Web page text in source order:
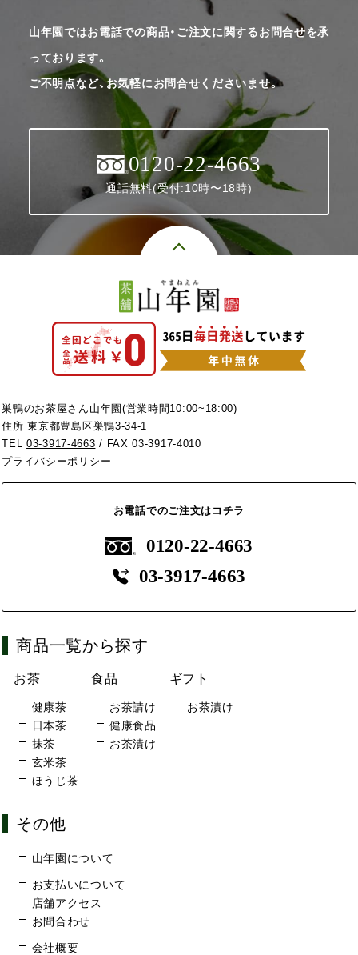
山年園ではお電話での商品・ご注文に関するお問合せを承
っております。
ご不明点など、お気軽にお問合せくださいませ。
0120-22-4663
通話無料(受付:10時〜18時)
巣鴨のお茶屋さん山年園(営業時間10:00~18:00)
住所 東京都豊島区巣鴨3-34-1
TEL03-3917-4663 / FAX 03-3917-4010
プライバシーポリシー
お電話でのご注文はコチラ
0120-22-4663
03-3917-4663
商品一覧から探す
お茶
健康茶
日本茶
抹茶
玄米茶
ほうじ茶
食品
お茶請け
健康食品
お茶漬け
ギフト
お茶漬け
その他
山年園について
お支払いについて
店舗アクセス
お問合わせ
会社概要